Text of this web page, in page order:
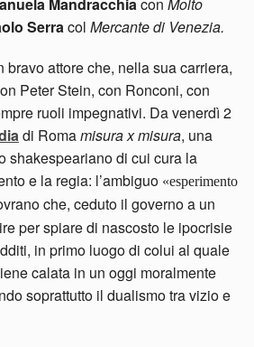
Mandracchiacon Molto
Serracol Mercante di Venezia.
bravo attore che, nella sua carriera,
Peter Stein, con Ronconi, con
ruoli impegnativi. Da venerdì 2
di Romamisura x misura, una
shakespeariano di cui cura la
e la regia: l’ambiguo «esperimento
che, ceduto il governo a un
per spiare di nascosto le ipocrisie
in primo luogo di colui al quale
calata in un oggi moralmente
soprattutto il dualismo tra vizio e